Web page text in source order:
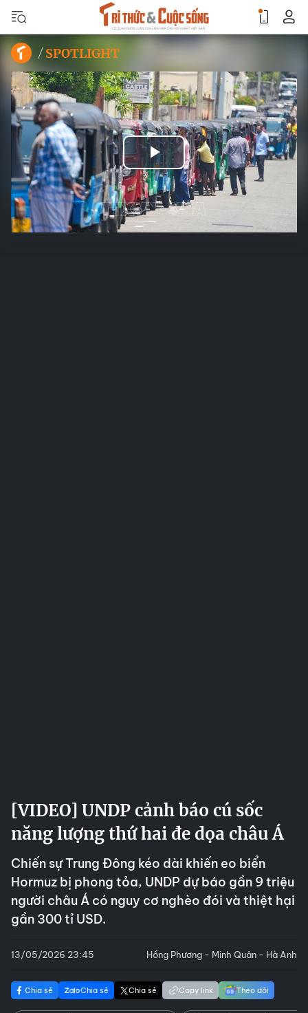
SPOTLIGHT
Play
Video
[VIDEO] UNDP cảnh báo cú sốc
năng lượng thứ hai đe dọa châu Á
Chiến sự Trung Đông kéo dài khiến eo biển
Hormuz bị phong tỏa, UNDP dự báo gần 9 triệu
người châu Á có nguy cơ nghèo đói và thiệt hại
gần 300 tỉ USD.
13/05/2026 23:45 Hồng Phương - Minh Quân - Hà Anh
Chia sẻ Chia sẻ Chia sẻ Copy link Theo dõi